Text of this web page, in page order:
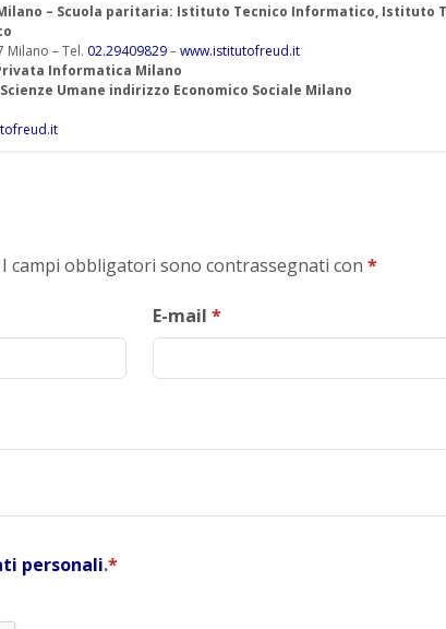
– Scuola paritaria: Istituto Tecnico Informatico, Istituto
Milano – Tel. 02.29409829–www.istitutofreud.it
Informatica Milano
Umane indirizzo Economico Sociale Milano
campi obbligatori sono contrassegnati con *
E-mail *
personali.*